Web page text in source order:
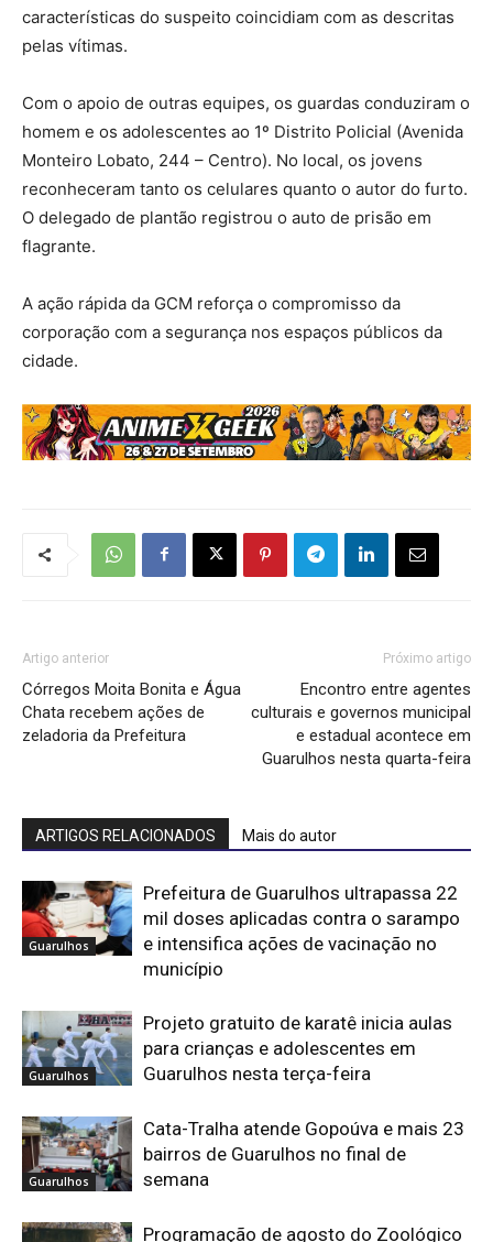
características do suspeito coincidiam com as descritas
pelas vítimas.
Com o apoio de outras equipes, os guardas conduziram o
homem e os adolescentes ao 1º Distrito Policial (Avenida
Monteiro Lobato, 244 – Centro). No local, os jovens
reconheceram tanto os celulares quanto o autor do furto.
O delegado de plantão registrou o auto de prisão em
flagrante.
A ação rápida da GCM reforça o compromisso da
corporação com a segurança nos espaços públicos da
cidade.
Artigo anterior
Córregos Moita Bonita e Água
Chata recebem ações de
zeladoria da Prefeitura
Próximo artigo
Encontro entre agentes
culturais e governos municipal
e estadual acontece em
Guarulhos nesta quarta-feira
ARTIGOS RELACIONADOS Mais do autor
Guarulhos
Prefeitura de Guarulhos ultrapassa 22
mil doses aplicadas contra o sarampo
e intensifica ações de vacinação no
município
Guarulhos
Projeto gratuito de karatê inicia aulas
para crianças e adolescentes em
Guarulhos nesta terça-feira
Guarulhos
Cata-Tralha atende Gopoúva e mais 23
bairros de Guarulhos no final de
semana
Programação de agosto do Zoológico